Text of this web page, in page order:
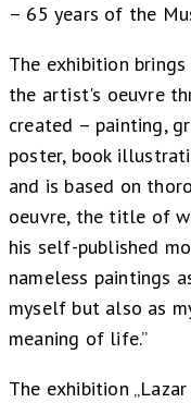
– 65 years of the
The exhibition
the artist's oeuvre
created – painting,
poster, book
and is based on
oeuvre, the title of
his self-published
nameless paintings
myself but also as
meaning of life.”
The exhibition